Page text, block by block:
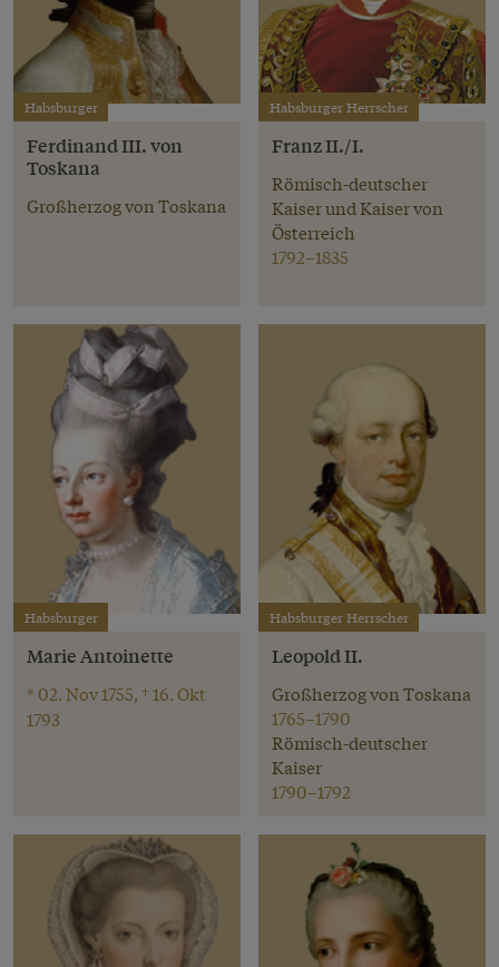
Habsburger
Ferdinand III. von
Toskana
Großherzog von Toskana
Habsburger Herrscher
Franz II./I.
Römisch-deutscher
Kaiser und Kaiser von
Österreich
1792–1835
Habsburger
Marie Antoinette
* 02. Nov 1755, † 16. Okt
1793
Habsburger Herrscher
Leopold II.
Großherzog von Toskana
1765–1790
Römisch-deutscher
Kaiser
1790–1792